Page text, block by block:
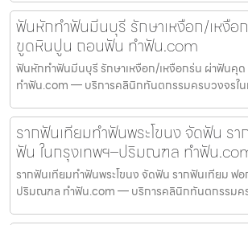
ฟันหักทำฟันมีนบุรี รักษาเหงือก/เหงื
ขูดหินปูน ถอนฟัน ทำฟัน.com
ฟันหักทำฟันมีนบุรี รักษาเหงือก/เหงือกร่น ผ่าฟันคุ
ทำฟัน.com — บริการคลินิกทันตกรรมครบวงจรใน
รากฟันเทียมทำฟันพระโขนง จัดฟัน ร
ฟัน ในกรุงเทพฯ–ปริมณฑล ทำฟัน
รากฟันเทียมทำฟันพระโขนง จัดฟัน รากฟันเทียม ฟ
ปริมณฑล ทำฟัน.com — บริการคลินิกทันตกรรมค